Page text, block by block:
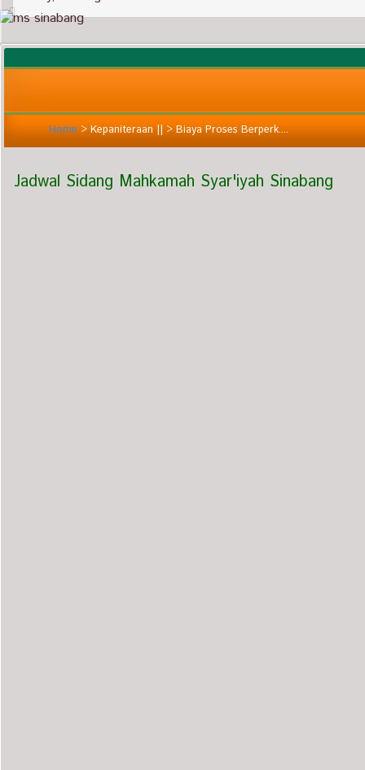
Home>Kepaniteraan ||>Biaya Proses Berperk....
Jadwal Sidang Mahkamah Syar'iyah Sinabang